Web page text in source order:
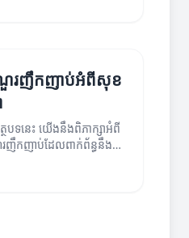
ញឹកញាប់អំពីសុខ
ថបទនេះ យើងនឹងពិភាក្សាអំពី
កញាប់ដែលពាក់ព័ន្ធនឹង